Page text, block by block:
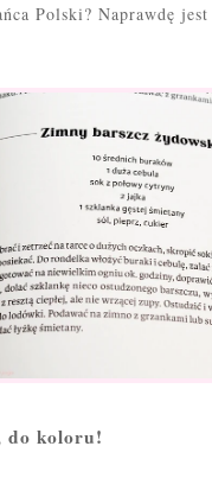
Polski? Naprawdę
do koloru!